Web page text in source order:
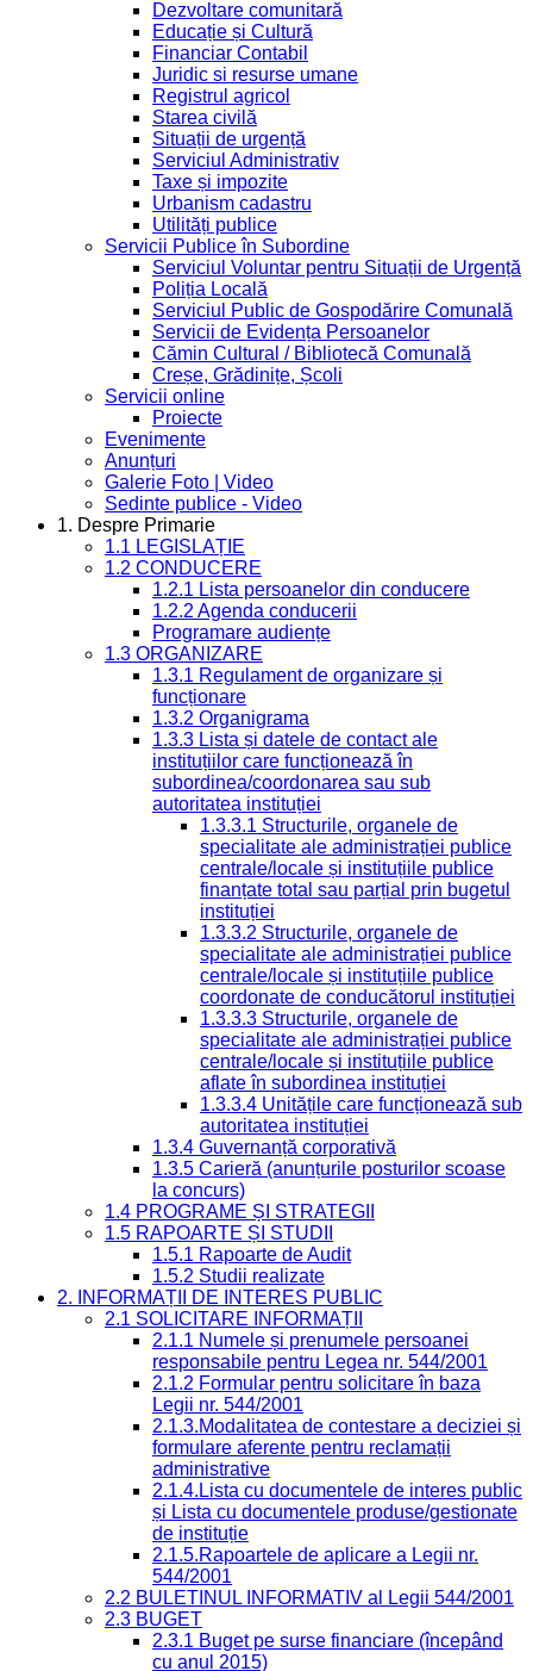
Dezvoltare comunitară
Educație și Cultură
Financiar Contabil
Juridic si resurse umane
Registrul agricol
Starea civilă
Situații de urgență
Serviciul Administrativ
Taxe și impozite
Urbanism cadastru
Utilități publice
Servicii Publice în Subordine
Serviciul Voluntar pentru Situații de Urgență
Poliția Locală
Serviciul Public de Gospodărire Comunală
Servicii de Evidența Persoanelor
Cămin Cultural / Bibliotecă Comunală
Creșe, Grădinițe, Școli
Servicii online
Proiecte
Evenimente
Anunțuri
Galerie Foto | Video
Sedinte publice - Video
1. Despre Primarie
1.1 LEGISLAȚIE
1.2 CONDUCERE
1.2.1 Lista persoanelor din conducere
1.2.2 Agenda conducerii
Programare audiențe
1.3 ORGANIZARE
1.3.1 Regulament de organizare și
funcționare
1.3.2 Organigrama
1.3.3 Lista și datele de contact ale
instituțiilor care funcționează în
subordinea/coordonarea sau sub
autoritatea instituției
1.3.3.1 Structurile, organele de
specialitate ale administrației publice
centrale/locale și instituțiile publice
finanțate total sau parțial prin bugetul
instituției
1.3.3.2 Structurile, organele de
specialitate ale administrației publice
centrale/locale și instituțiile publice
coordonate de conducătorul instituției
1.3.3.3 Structurile, organele de
specialitate ale administrației publice
centrale/locale și instituțiile publice
aflate în subordinea instituției
1.3.3.4 Unitățile care funcționează sub
autoritatea instituției
1.3.4 Guvernanță corporativă
1.3.5 Carieră (anunțurile posturilor scoase
la concurs)
1.4 PROGRAME ȘI STRATEGII
1.5 RAPOARTE ȘI STUDII
1.5.1 Rapoarte de Audit
1.5.2 Studii realizate
2. INFORMAȚII DE INTERES PUBLIC
2.1 SOLICITARE INFORMAȚII
2.1.1 Numele și prenumele persoanei
responsabile pentru Legea nr. 544/2001
2.1.2 Formular pentru solicitare în baza
Legii nr. 544/2001
2.1.3.Modalitatea de contestare a deciziei și
formulare aferente pentru reclamații
administrative
2.1.4.Lista cu documentele de interes public
și Lista cu documentele produse/gestionate
de instituție
2.1.5.Rapoartele de aplicare a Legii nr.
544/2001
2.2 BULETINUL INFORMATIV al Legii 544/2001
2.3 BUGET
2.3.1 Buget pe surse financiare (începând
cu anul 2015)